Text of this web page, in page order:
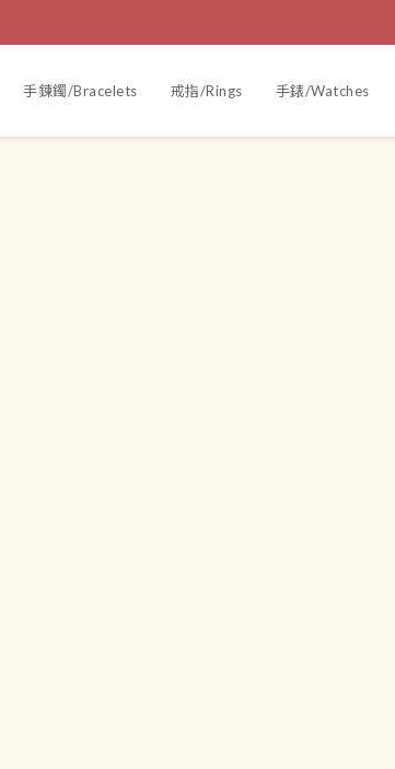
手鍊鐲/Bracelets 戒指/Rings 手錶/Watches